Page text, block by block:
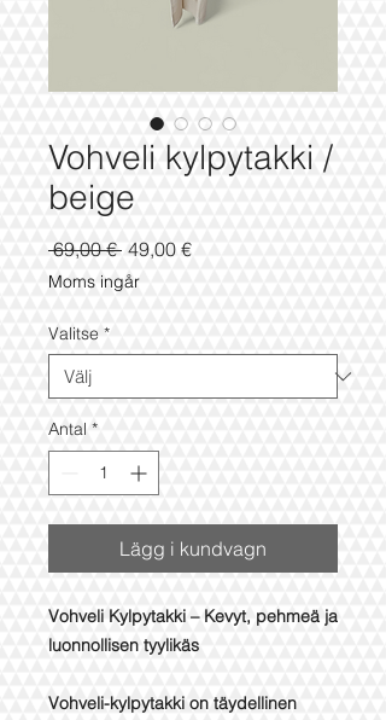
Vohveli kylpytakki /
beige
69,00 € Ordinarie
pris
49,00 €Reapris
Moms ingår
Valitse *
Antal *
Lägg i kundvagn
Vohveli Kylpytakki – Kevyt, pehmeä ja
luonnollisen tyylikäs
Vohveli-kylpytakki on täydellinen